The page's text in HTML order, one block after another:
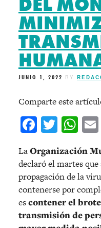
JUNIO 1, 2022 BY
Comparte este
Facebook
LaOrganización
declaró el martes
propagación de la
contenerse por
escontener el
transmisión de